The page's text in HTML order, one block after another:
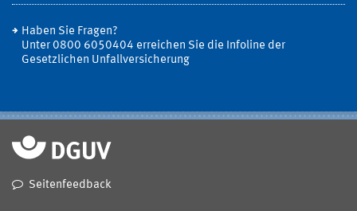
Haben Sie Fragen?
Unter 0800 6050404 erreichen Sie die Infoline der
Gesetzlichen Unfallversicherung
Seitenfeedback